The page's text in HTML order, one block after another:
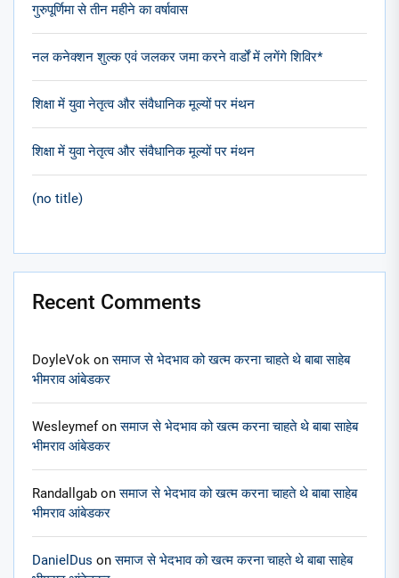
गुरुपूर्णिमा से तीन महीने का वर्षावास
नल कनेक्शन शुल्क एवं जलकर जमा करने वार्डों में लगेंगे शिविर*
शिक्षा में युवा नेतृत्व और संवैधानिक मूल्यों पर मंथन
शिक्षा में युवा नेतृत्व और संवैधानिक मूल्यों पर मंथन
(no title)
Recent Comments
DoyleVok onसमाज से भेदभाव को खत्म करना चाहते थे बाबा साहेब
भीमराव आंबेडकर
Wesleymefonसमाज से भेदभाव को खत्म करना चाहते थे बाबा साहेब
भीमराव आंबेडकर
Randallgab onसमाज से भेदभाव को खत्म करना चाहते थे बाबा साहेब
भीमराव आंबेडकर
DanielDus onसमाज से भेदभाव को खत्म करना चाहते थे बाबा साहेब